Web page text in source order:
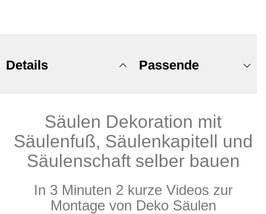
Details
Säulen Dekoration mit
Säulenfuß, Säulenkapitell und
Säulenschaft selber bauen
In 3 Minuten 2 kurze Videos zur
Montage von Deko Säulen
Passende
Produkte